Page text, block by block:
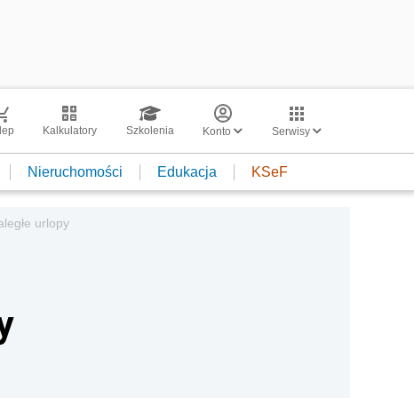
Kalkulatory Szkolenia Konto Serwisy
Nieruchomości Edukacja KSeF
urlopy